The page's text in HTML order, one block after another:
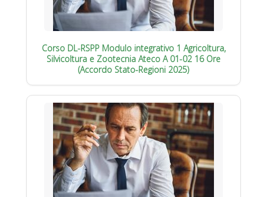
Corso DL-RSPP Modulo integrativo 1 Agricoltura,
Silvicoltura e Zootecnia Ateco A 01-02 16 Ore
(Accordo Stato-Regioni 2025)